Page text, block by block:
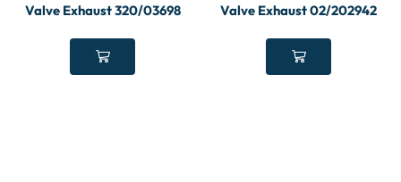
Valve Exhaust 02/202942
Valve Exhaust 320/03698